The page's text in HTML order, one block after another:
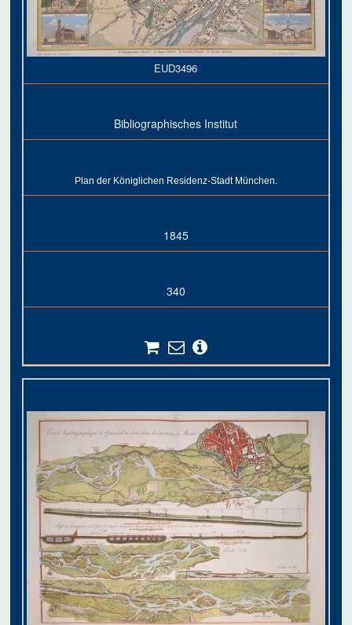
EUD3496
Bibliographisches Institut
Plan der Königlichen Residenz-Stadt München.
1845
340